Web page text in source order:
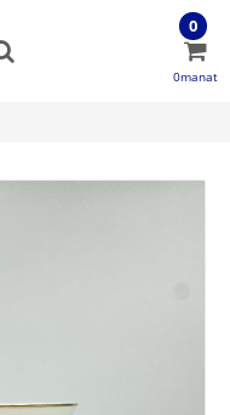
0
0manat